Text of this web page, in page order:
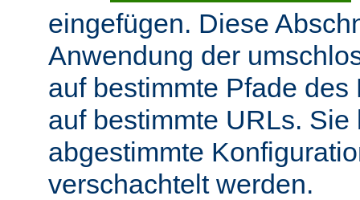
eingefügen. Diese
Anwendung der
auf bestimmte Pfade
auf bestimmte URLs.
abgestimmte
verschachtelt werden.